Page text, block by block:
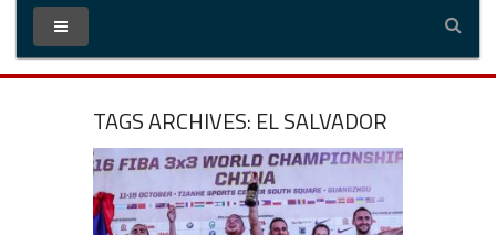
TAGS ARCHIVES: EL SALVADOR